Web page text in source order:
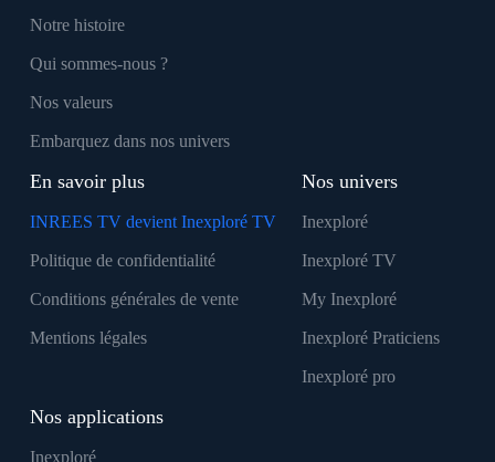
Notre histoire
Qui sommes-nous ?
Nos valeurs
Embarquez dans nos univers
En savoir plus
INREES TV devient Inexploré TV
Politique de confidentialité
Conditions générales de vente
Mentions légales
Nos univers
Inexploré
Inexploré TV
My Inexploré
Inexploré Praticiens
Inexploré pro
Nos applications
Inexploré